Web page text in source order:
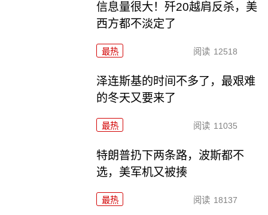
信息量很大！歼20越肩反杀，美
西方都不淡定了
最热 阅读 12518
泽连斯基的时间不多了，最艰难
的冬天又要来了
最热 阅读 11035
特朗普扔下两条路，波斯都不
选，美军机又被揍
最热 阅读 18137